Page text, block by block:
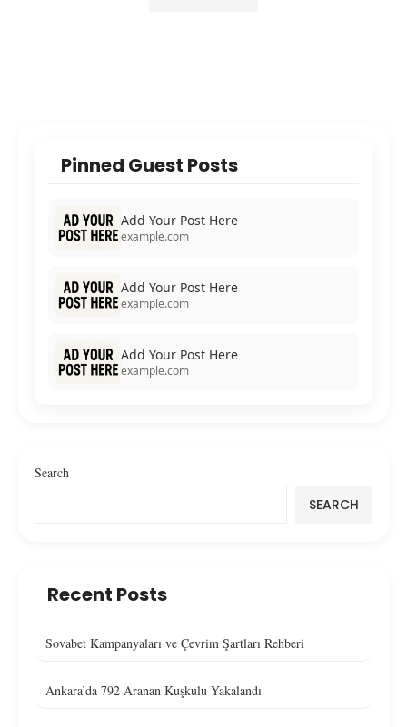
Pinned Guest Posts
Add Your Post Here
example.com
Add Your Post Here
example.com
Add Your Post Here
example.com
Search
SEARCH
Recent Posts
Sovabet Kampanyaları ve Çevrim Şartları Rehberi
Ankara’da 792 Aranan Kuşkulu Yakalandı